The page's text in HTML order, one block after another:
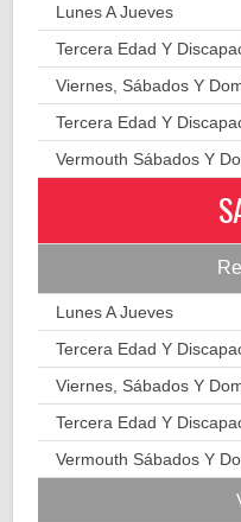
Lunes A Jueves
Tercera Edad Y
Viernes, Sábados Y
Tercera Edad Y
Vermouth Sábados Y
Lunes A Jueves
Tercera Edad Y
Viernes, Sábados Y
Tercera Edad Y
Vermouth Sábados Y